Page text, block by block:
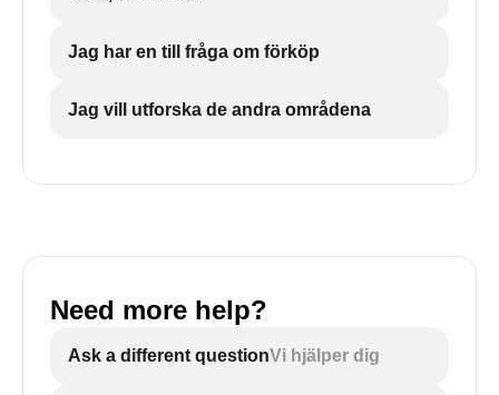
Jag har en till fråga om förköp
Jag vill utforska de andra områdena
Need more help?
Ask a different questionVi hjälper dig